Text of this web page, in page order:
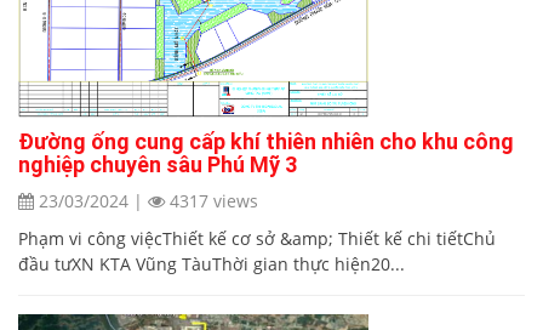
Đường ống cung cấp khí thiên nhiên cho khu công
nghiệp chuyên sâu Phú Mỹ 3
23/03/2024 |
4317 views
Phạm vi công việcThiết kế cơ sở &amp; Thiết kế chi tiếtChủ
đầu tưXN KTA Vũng TàuThời gian thực hiện20...